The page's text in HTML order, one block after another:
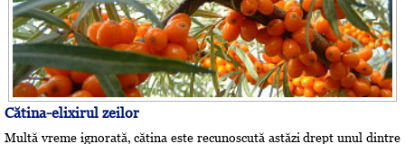
Cătina-elixirul zeilor
Multă vreme ignorată, cătina este recunoscută astăzi drept unul dintre